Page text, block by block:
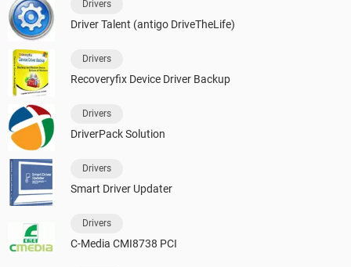
Drivers
Driver Talent (antigo DriveTheLife)
Drivers
Recoveryfix Device Driver Backup
Drivers
DriverPack Solution
Drivers
Smart Driver Updater
Drivers
C-Media CMI8738 PCI